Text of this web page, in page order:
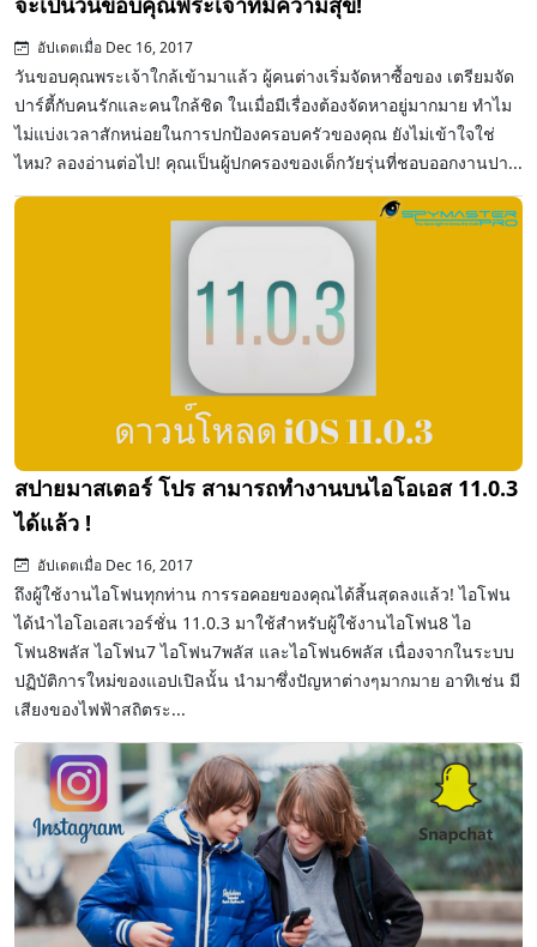
อัปเดตเมื่อ Dec 16, 2017
วันขอบคุณพระเจ้าใกล้เข้ามาแล้ว ผู้คนต่างเริ่มจัดหาซื้อของ เตรียมจัด
ปาร์ตี้กับคนรักและคนใกล้ชิด ในเมื่อมีเรื่องต้องจัดหาอยู่มากมาย ทำไม
ไม่แบ่งเวลาสักหน่อยในการปกป้องครอบครัวของคุณ ยังไม่เข้าใจใช่
ไหม? ลองอ่านต่อไป! คุณเป็นผู้ปกครองของเด็กวัยรุ่นที่ชอบออกงานปา...
สปายมาสเตอร์ โปร สามารถทำงานบนไอโอเอส 11.0.3
ได้แล้ว !
อัปเดตเมื่อ Dec 16, 2017
ถึงผู้ใช้งานไอโฟนทุกท่าน การรอคอยของคุณได้สิ้นสุดลงแล้ว! ไอโฟน
ได้นำไอโอเอสเวอร์ชั่น 11.0.3 มาใช้สำหรับผู้ใช้งานไอโฟน8 ไอ
โฟน8พลัส ไอโฟน7 ไอโฟน7พลัส และไอโฟน6พลัส เนื่องจากในระบบ
ปฏิบัติการใหม่ของแอปเปิลนั้น นำมาซึ่งปัญหาต่างๆมากมาย อาทิเช่น มี
เสียงของไฟฟ้าสถิตระ...